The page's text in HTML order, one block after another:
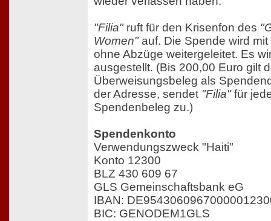
"Filia"ruft für den Krisenfon des
Women"auf. Die Spende wird
ohne Abzüge weitergeleitet. Es
ausgestellt. (Bis 200,00 Euro gilt
Überweisungsbeleg als
der Adresse, sendet "Filia"für
Spendenbeleg zu.)
Spendenkonto
Verwendungszweck "Haiti"
Konto 12300
BLZ 430 609 67
GLS Gemeinschaftsbank eG
IBAN:
BIC: GENODEM1GLS